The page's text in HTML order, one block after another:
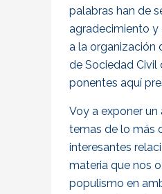
palabras han de
agradecimiento y
a la organización
de Sociedad Civil
ponentes aquí
Voy a exponer un
temas de lo más
interesantes
materia que nos
populismo en